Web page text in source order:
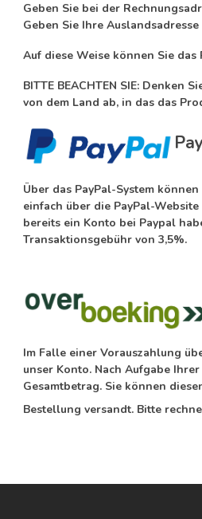
Geben Sie bei der
Geben Sie Ihre
Auf diese Weise können Sie
BITTE BEACHTEN SIE: Denken
von dem Land ab, in das das
Über das PayPal-System
einfach über die PayPal-
bereits ein Konto bei Paypal
Transaktionsgebühr von 3,5%.
Im Falle einer Vorauszahlung
unser Konto. Nach Aufgabe
Gesamtbetrag. Sie können
Bestellung versandt. Bitte